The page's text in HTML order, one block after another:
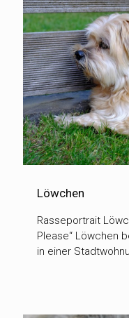
Löwchen
Rasseportrait
Please“ Löwchen
in einer